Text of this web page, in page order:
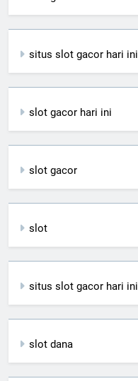
situs slot gacor hari ini
slot gacor hari ini
slot gacor
slot
situs slot gacor hari ini
slot dana